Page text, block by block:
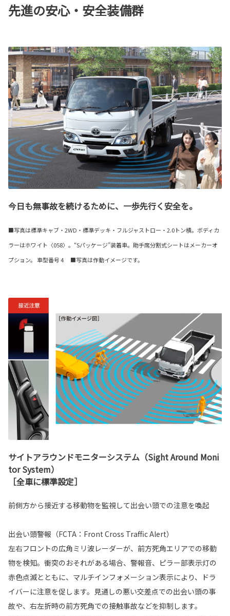
先進の安心・安全装備群
今日も無事故を続けるために、一歩先行く安全を。
■写真は標準キャブ・2WD・標準デッキ・フルジャストロー・2.0トン積。ボディカ
ラーはホワイト〈058〉。“Sパッケージ”装着車。助手席分割式シートはメーカーオ
プション。 車型番号 4 ■写真は作動イメージです。
サイトアラウンドモニターシステム（Sight Around Moni
tor System）
［全車に標準設定］
前側方から接近する移動物を監視して出会い頭での注意を喚起
出会い頭警報（FCTA：Front Cross Traffic Alert）
左右フロントの広角ミリ波レーダーが、前方死角エリアでの移動
物を検知。衝突のおそれがある場合、警報音、ピラー部表示灯の
赤色点滅とともに、マルチインフォメーション表示により、ドラ
イバーに注意を促します。見通しの悪い交差点での出会い頭の事
故や、右左折時の前方死角での接触事故などを抑制します。